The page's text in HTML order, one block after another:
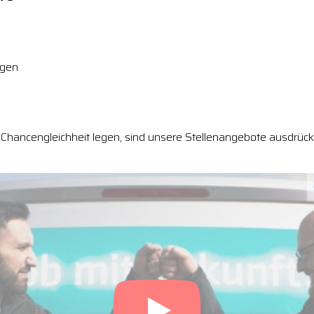
legen, sind unsere Stellenangebote